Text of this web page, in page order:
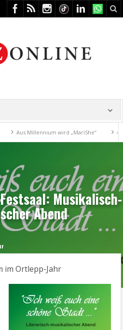
Aus Millennium wird „MariShe“ 4.
Musikalisch-
Abend
im Ortlepp-Jahr